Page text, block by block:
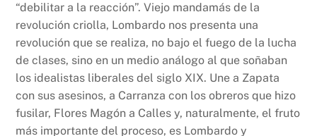
“debilitar a la reacción”. Viejo mandamás de la
revolución criolla, Lombardo nos presenta una
revolución que se realiza, no bajo el fuego de la lucha
de clases, sino en un medio análogo al que soñaban
los idealistas liberales del siglo XIX. Une a Zapata
con sus asesinos, a Carranza con los obreros que hizo
fusilar, Flores Magón a Calles y, naturalmente, el fruto
más importante del proceso, es Lombardo y